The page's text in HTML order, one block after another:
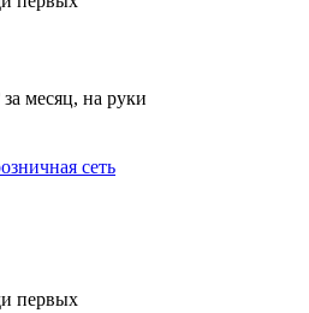
за месяц, на руки
сеть
первых